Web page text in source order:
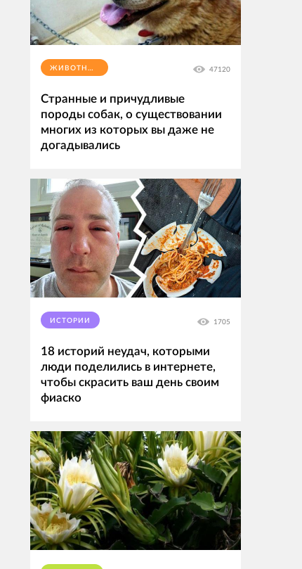
ЖИВОТНЫЕ 47120
Странные и причудливые
породы собак, о существовании
многих из которых вы даже не
догадывались
ИСТОРИИ 1705
18 историй неудач, которыми
люди поделились в интернете,
чтобы скрасить ваш день своим
фиаско